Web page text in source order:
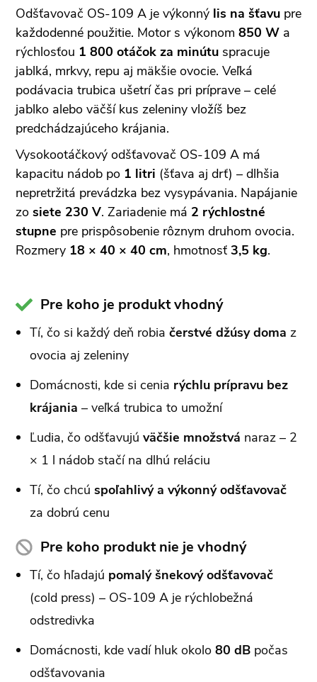
Odšťavovač OS-109 A je výkonný lis na šťavu pre
každodenné použitie. Motor s výkonom 850 W a
rýchlosťou 1 800 otáčok za minútu spracuje
jablká, mrkvy, repu aj mäkšie ovocie. Veľká
podávacia trubica ušetrí čas pri príprave – celé
jablko alebo väčší kus zeleniny vložíš bez
predchádzajúceho krájania.
Vysokootáčkový odšťavovač OS-109 A má
kapacitu nádob po 1 litri (šťava aj drť) – dlhšia
nepretržitá prevádzka bez vysypávania. Napájanie
zo siete 230 V. Zariadenie má 2 rýchlostné
stupne pre prispôsobenie rôznym druhom ovocia.
Rozmery 18 × 40 × 40 cm, hmotnosť 3,5 kg.
Pre koho je produkt vhodný
Tí, čo si každý deň robia čerstvé džúsy doma z
ovocia aj zeleniny
Domácnosti, kde si cenia rýchlu prípravu bez
krájania – veľká trubica to umožní
Ľudia, čo odšťavujú väčšie množstvá naraz – 2
× 1 l nádob stačí na dlhú reláciu
Tí, čo chcú spoľahlivý a výkonný odšťavovač
za dobrú cenu
Pre koho produkt nie je vhodný
Tí, čo hľadajú pomalý šnekový odšťavovač
(cold press) – OS-109 A je rýchlobežná
odstredivka
Domácnosti, kde vadí hluk okolo 80 dB počas
odšťavovania